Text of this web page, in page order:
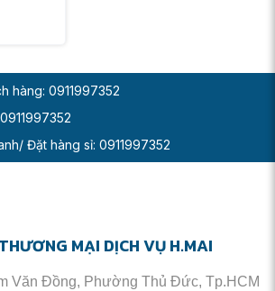
hàng: 0911997352
0911997352
Đặt hàng sỉ: 0911997352
MẠI DỊCH VỤ H.MAI
Văn Đồng, Phường Thủ Đức, Tp.HCM